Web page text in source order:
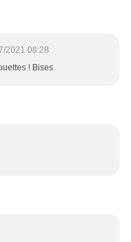
2021 08:28
! Bises